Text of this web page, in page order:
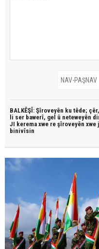
BALKÊŞÎ: Şîroveyên ku têde;
li ser bawerî, gel û neteweyên
JI kerema xwe re şîroveyên xwe
binivîsin